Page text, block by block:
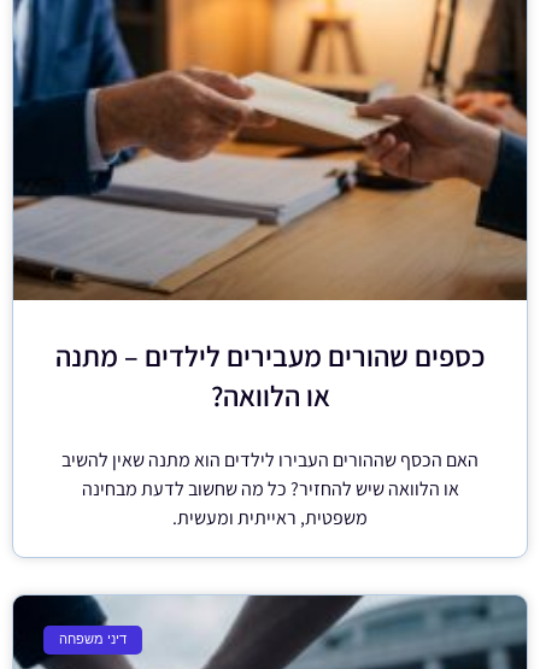
כספים שהורים מעבירים לילדים – מתנה
או הלוואה?
האם הכסף שההורים העבירו לילדים הוא מתנה שאין להשיב
או הלוואה שיש להחזיר? כל מה שחשוב לדעת מבחינה
משפטית, ראייתית ומעשית.
דיני משפחה